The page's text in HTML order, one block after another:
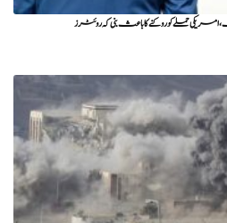
حملے کو روکنے کا باعث بنی کہ روئٹرز